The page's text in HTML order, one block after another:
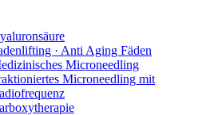
· Anti Aging Fäden
Microneedling
Microneedling mit